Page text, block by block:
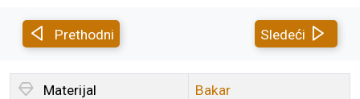
Prethodni Sledeći
Materijal Bakar